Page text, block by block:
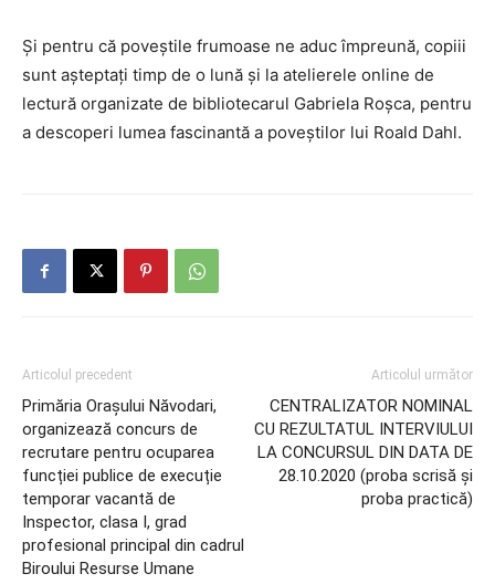
Și pentru că poveștile frumoase ne aduc împreună, copiii
sunt așteptați timp de o lună și la atelierele online de
lectură organizate de bibliotecarul Gabriela Roșca, pentru
a descoperi lumea fascinantă a poveștilor lui Roald Dahl.
Articolul precedent
Primăria Orașului Năvodari,
organizează concurs de
recrutare pentru ocuparea
funcției publice de execuție
temporar vacantă de
Inspector, clasa I, grad
profesional principal din cadrul
Biroului Resurse Umane
Articolul următor
CENTRALIZATOR NOMINAL
CU REZULTATUL INTERVIULUI
LA CONCURSUL DIN DATA DE
28.10.2020 (proba scrisă și
proba practică)